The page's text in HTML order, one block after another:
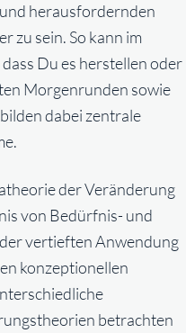
herausfordernden
zu sein. So kann im
Du es herstellen oder
Morgenrunden sowie
dabei zentrale
der Veränderung
von Bedürfnis- und
vertieften Anwendung
konzeptionellen
betrachten